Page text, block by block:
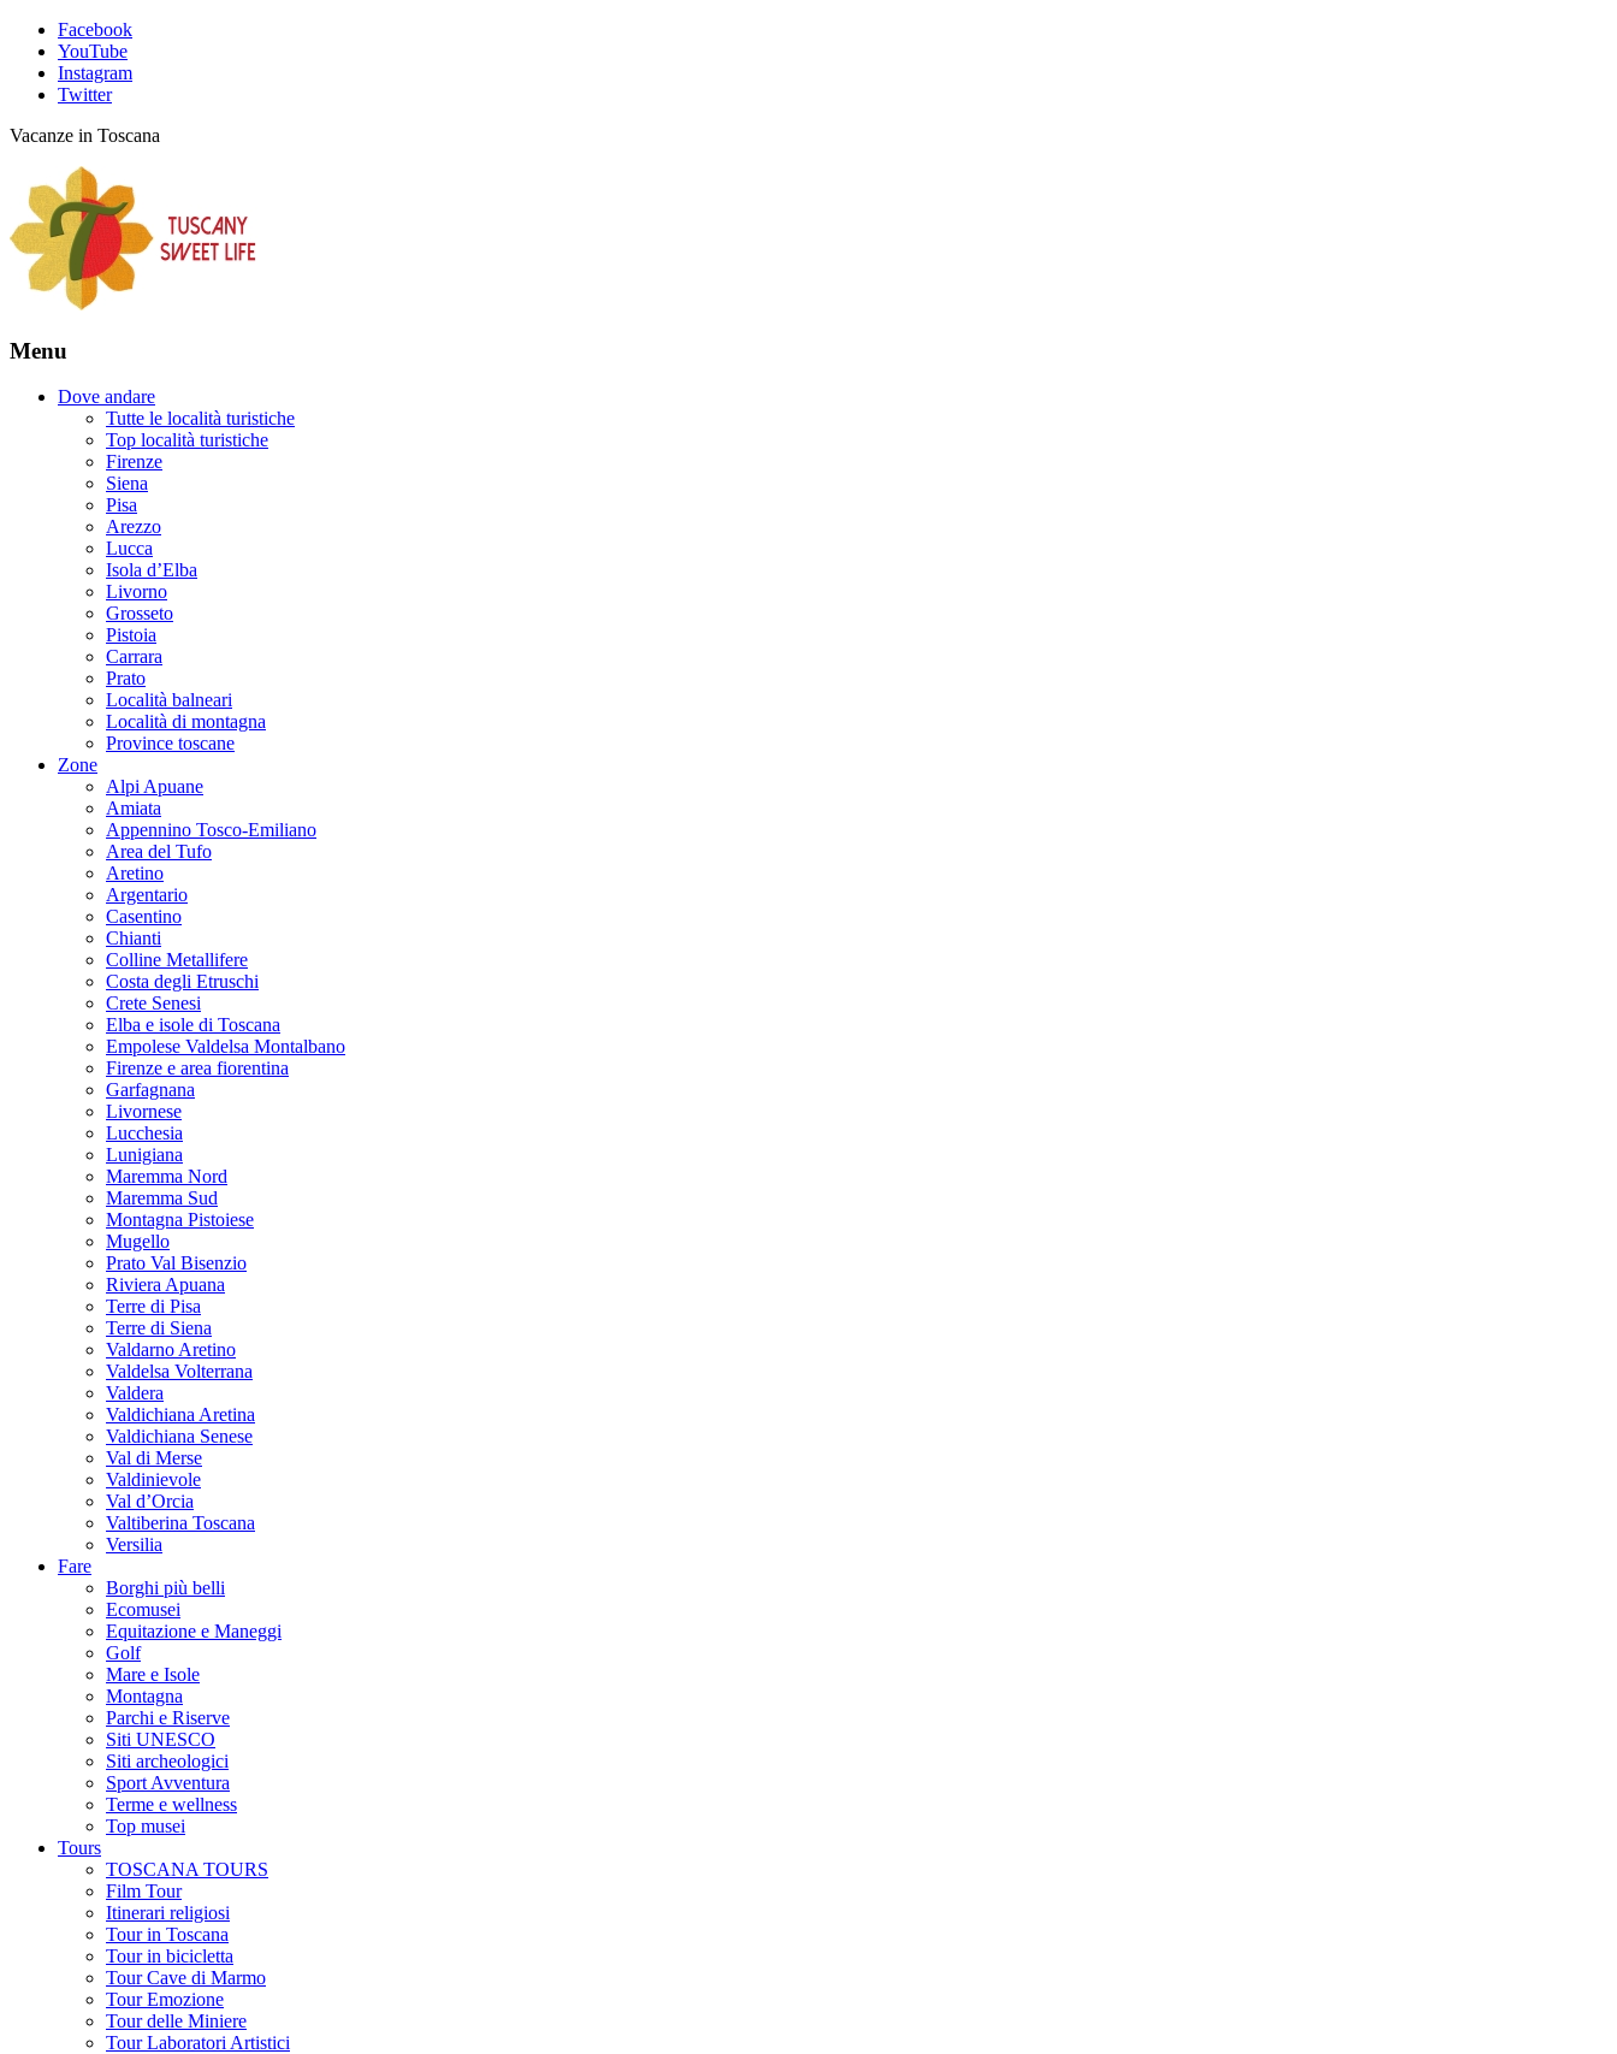
Facebook
YouTube
Instagram
Twitter
Vacanze in Toscana
Menu
Dove andare
Tutte le località turistiche
Top località turistiche
Firenze
Siena
Pisa
Arezzo
Lucca
Isola d’Elba
Livorno
Grosseto
Pistoia
Carrara
Prato
Località balneari
Località di montagna
Province toscane
Zone
Alpi Apuane
Amiata
Appennino Tosco-Emiliano
Area del Tufo
Aretino
Argentario
Casentino
Chianti
Colline Metallifere
Costa degli Etruschi
Crete Senesi
Elba e isole di Toscana
Empolese Valdelsa Montalbano
Firenze e area fiorentina
Garfagnana
Livornese
Lucchesia
Lunigiana
Maremma Nord
Maremma Sud
Montagna Pistoiese
Mugello
Prato Val Bisenzio
Riviera Apuana
Terre di Pisa
Terre di Siena
Valdarno Aretino
Valdelsa Volterrana
Valdera
Valdichiana Aretina
Valdichiana Senese
Val di Merse
Valdinievole
Val d’Orcia
Valtiberina Toscana
Versilia
Fare
Borghi più belli
Ecomusei
Equitazione e Maneggi
Golf
Mare e Isole
Montagna
Parchi e Riserve
Siti UNESCO
Siti archeologici
Sport Avventura
Terme e wellness
Top musei
Tours
TOSCANA TOURS
Film Tour
Itinerari religiosi
Tour in Toscana
Tour in bicicletta
Tour Cave di Marmo
Tour Emozione
Tour delle Miniere
Tour Laboratori Artistici